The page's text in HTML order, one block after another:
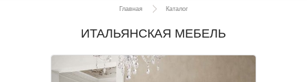
Главная Каталог
ИТАЛЬЯНСКАЯ МЕБЕЛЬ